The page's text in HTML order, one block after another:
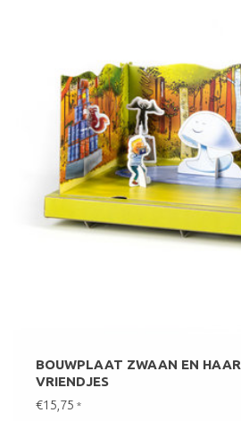
BOUWPLAAT ZWAAN EN HAAR
VRIENDJES
€15,75 *